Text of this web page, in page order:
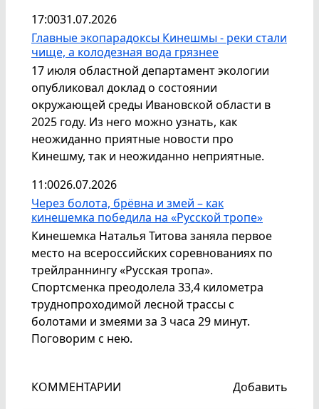
17:0031.07.2026
Главные экопарадоксы Кинешмы - реки стали
чище, а колодезная вода грязнее
17 июля областной департамент экологии
опубликовал доклад о состоянии
окружающей среды Ивановской области в
2025 году. Из него можно узнать, как
неожиданно приятные новости про
Кинешму, так и неожиданно неприятные.
11:0026.07.2026
Через болота, брёвна и змей – как
кинешемка победила на «Русской тропе»
Кинешемка Наталья Титова заняла первое
место на всероссийских соревнованиях по
трейлраннингу «Русская тропа».
Спортсменка преодолела 33,4 километра
труднопроходимой лесной трассы с
болотами и змеями за 3 часа 29 минут.
Поговорим с нею.
КОММЕНТАРИИ Добавить